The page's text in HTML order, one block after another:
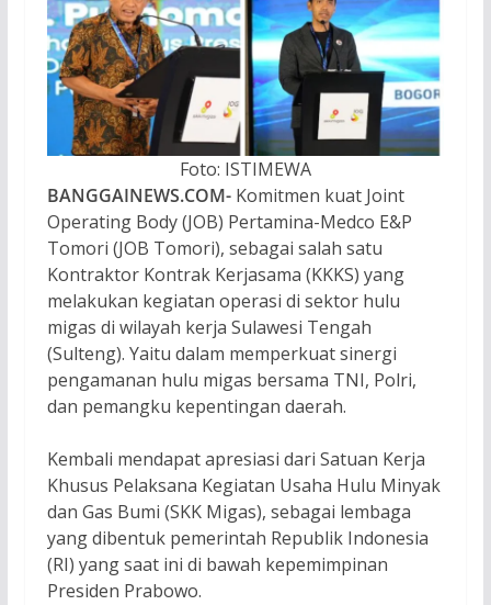
Foto: ISTIMEWA
BANGGAINEWS.COM-Komitmen kuat Joint
Operating Body (JOB) Pertamina-Medco E&P
Tomori (JOB Tomori), sebagai salah satu
Kontraktor Kontrak Kerjasama (KKKS) yang
melakukan kegiatan operasi di sektor hulu
migas di wilayah kerja Sulawesi Tengah
(Sulteng). Yaitu dalam memperkuat sinergi
pengamanan hulu migas bersama TNI, Polri,
dan pemangku kepentingan daerah.
Kembali mendapat apresiasi dari Satuan Kerja
Khusus Pelaksana Kegiatan Usaha Hulu Minyak
dan Gas Bumi (SKK Migas), sebagai lembaga
yang dibentuk pemerintah Republik Indonesia
(RI) yang saat ini di bawah kepemimpinan
Presiden Prabowo.